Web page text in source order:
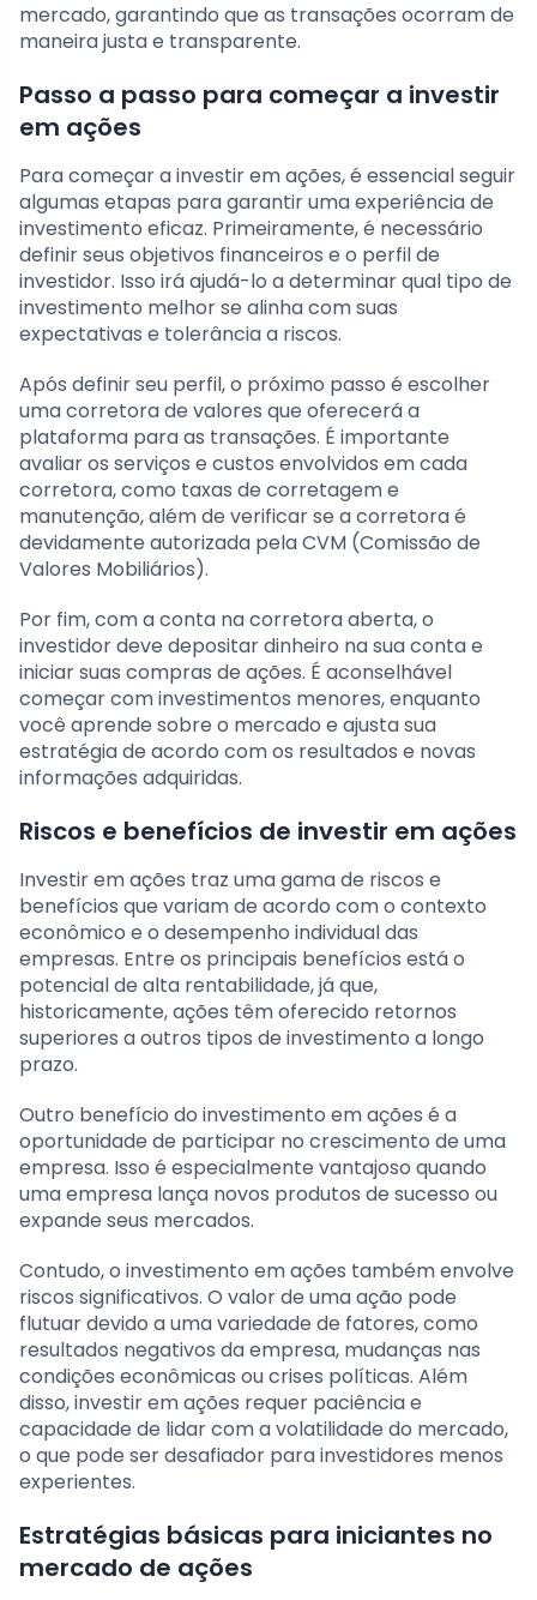
mercado, garantindo que as transações ocorram de
maneira justa e transparente.
Passo a passo para começar a investir
em ações
Para começar a investir em ações, é essencial seguir
algumas etapas para garantir uma experiência de
investimento eficaz. Primeiramente, é necessário
definir seus objetivos financeiros e o perfil de
investidor. Isso irá ajudá-lo a determinar qual tipo de
investimento melhor se alinha com suas
expectativas e tolerância a riscos.
Após definir seu perfil, o próximo passo é escolher
uma corretora de valores que oferecerá a
plataforma para as transações. É importante
avaliar os serviços e custos envolvidos em cada
corretora, como taxas de corretagem e
manutenção, além de verificar se a corretora é
devidamente autorizada pela CVM (Comissão de
Valores Mobiliários).
Por fim, com a conta na corretora aberta, o
investidor deve depositar dinheiro na sua conta e
iniciar suas compras de ações. É aconselhável
começar com investimentos menores, enquanto
você aprende sobre o mercado e ajusta sua
estratégia de acordo com os resultados e novas
informações adquiridas.
Riscos e benefícios de investir em ações
Investir em ações traz uma gama de riscos e
benefícios que variam de acordo com o contexto
econômico e o desempenho individual das
empresas. Entre os principais benefícios está o
potencial de alta rentabilidade, já que,
historicamente, ações têm oferecido retornos
superiores a outros tipos de investimento a longo
prazo.
Outro benefício do investimento em ações é a
oportunidade de participar no crescimento de uma
empresa. Isso é especialmente vantajoso quando
uma empresa lança novos produtos de sucesso ou
expande seus mercados.
Contudo, o investimento em ações também envolve
riscos significativos. O valor de uma ação pode
flutuar devido a uma variedade de fatores, como
resultados negativos da empresa, mudanças nas
condições econômicas ou crises políticas. Além
disso, investir em ações requer paciência e
capacidade de lidar com a volatilidade do mercado,
o que pode ser desafiador para investidores menos
experientes.
Estratégias básicas para iniciantes no
mercado de ações